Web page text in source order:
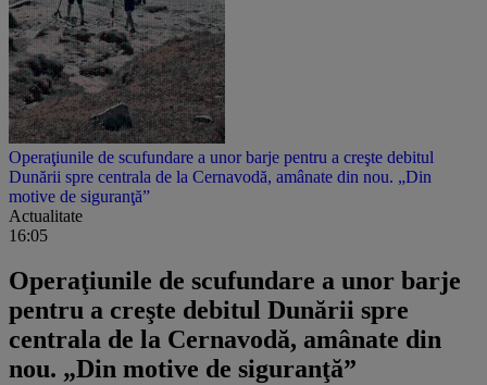
Operaţiunile de scufundare a unor barje pentru a creşte debitul
Dunării spre centrala de la Cernavodă, amânate din nou. „Din
motive de siguranţă”
Actualitate
16:05
Operaţiunile de scufundare a unor barje
pentru a creşte debitul Dunării spre
centrala de la Cernavodă, amânate din
nou. „Din motive de siguranţă”